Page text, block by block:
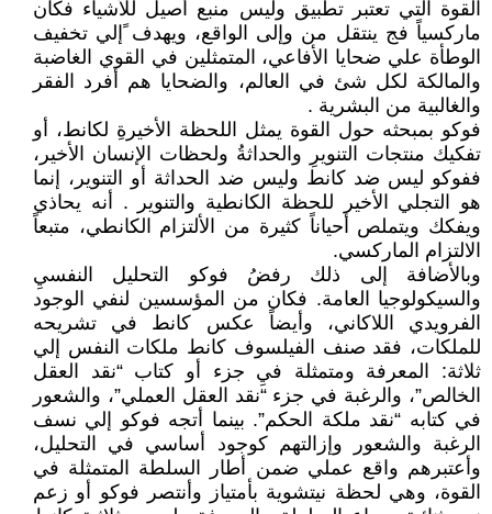
القوة التي تعتبر تطبيق وليس منبع أصيل للأشياء فكان
ماركسياً فج ينتقل من وإلى الواقع، ويهدف ًإلي تخفيف
الوطأة علي ضحايا الأفاعي، المتمثلين في القوي الغاضبة
والمالكة لكل شئ في العالم، والضحايا هم أفرد الفقر
والغالبية من البشرية .
فوكو بمبحثه حول القوة يمثل اللحظة الأخيرةِ لكانط، أو
تفكيك منتجات التنويرِ والحداثةُ ولحظات الإنسان الأخير،
ففوكو ليس ضد كانط وليس ضد الحداثة أو التنوير، إنما
هو التجلي الأخير للحظة الكانطية والتنوير . أنه يحاذي
ويفكك ويتملص أحياناً كثيرة من الألتزام الكانطي، متبعاً
الالتزام الماركسي.
وبالأضافة إلى ذلك رفضُ فوكو التحليل النفسيِ
والسيكولوجيا العامة. فكان من المؤسسين لنفي الوجود
الفرويدي اللاكاني، وأيضاً عكس كانط في تشريحه
للملكات، فقد صنف الفيلسوف كانط ملكات النفس إلي
ثلاثة: المعرفة ومتمثلة فيِ جزء أو كتاب “نقد العقل
الخالص”، والرغبة في جزء “نقد العقل العملي”، والشعور
في كتابه “نقد ملكة الحكم”. بينما أتجه فوكو إلي نسف
الرغبة والشعور وإزالتهم كوجود أساسي في التحليل،
وأعتبرهم واقع عملي ضمن أطار السلطة المتمثلة في
القوة، وهي لحظة نيتشوية بأمتياز وأنتصر فوكو أو زعم